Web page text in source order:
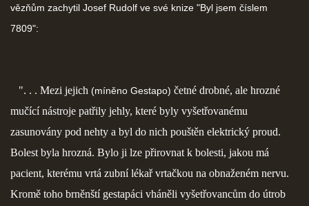
vězňům zachytil Josef Rudolf ve své knize "Byl jsem číslem
7809":
". . . Mezi jejich (míněno Gestapo) četné drobné, ale hrozné
mučící nástroje patřily jehly, které byly vyšetřovanému
zasunovány pod nehty a byl do nich pouštěn elektrický proud.
Bolest byla hrozná. Bylo ji lze přirovnat k bolesti, jakou má
pacient, kterému vrtá zubní lékař vrtačkou na obnaženém nervu.
Kromě toho brněnští gestapáci vháněli vyšetřovancům do útrob